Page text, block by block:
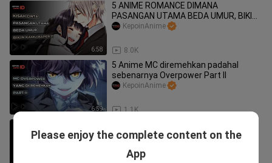
6:58
5 ANIME ROMANCE DIMANA
PASANGAN UTAMA BEDA UMUR, BIKIN
BAPER !!!
8.0K
KepoinAnime
6:59
5 Anime MC diremehkan padahal
sebenarnya Overpower Part II
1.1K
KepoinAnime
BIKIN KAMU TERSENYUM-SENYUM
Please enjoy the complete content on the
App